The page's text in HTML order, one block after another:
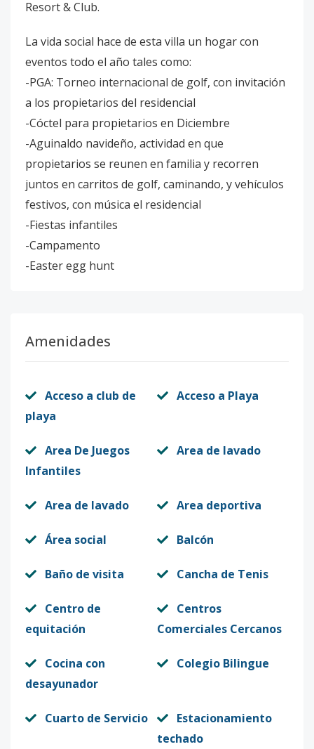
Resort & Club.
La vida social hace de esta villa un hogar con
eventos todo el año tales como:
-PGA: Torneo internacional de golf, con invitación
a los propietarios del residencial
-Cóctel para propietarios en Diciembre
-Aguinaldo navideño, actividad en que
propietarios se reunen en familia y recorren
juntos en carritos de golf, caminando, y vehículos
festivos, con música el residencial
-Fiestas infantiles
-Campamento
-Easter egg hunt
Amenidades
Acceso a club de
playa
Acceso a Playa
Area De Juegos
Infantiles
Area de lavado
Area de lavado Area deportiva
Área social Balcón
Baño de visita Cancha de Tenis
Centro de
equitación
Centros
Comerciales Cercanos
Cocina con
desayunador
Colegio Bilingue
Cuarto de Servicio
Estacionamiento
techado